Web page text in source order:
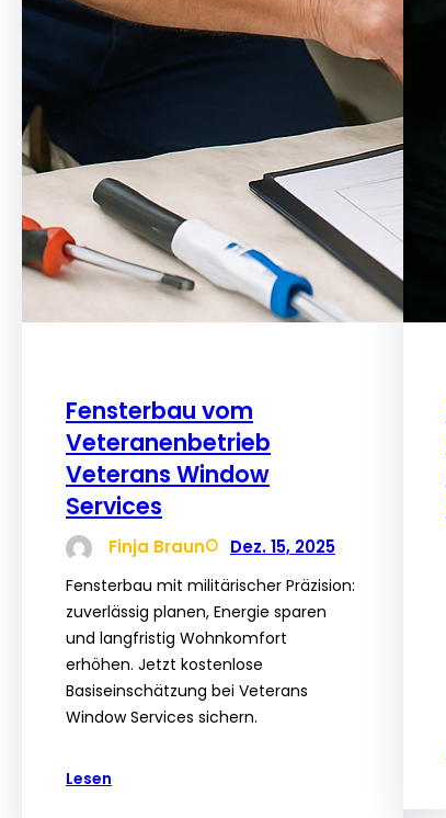
Fensterbau vom
Veteranenbetrieb
Veterans Window
Services
Finja Braun Dez. 15, 2025
Fensterbau mit militärischer Präzision:
zuverlässig planen, Energie sparen
und langfristig Wohnkomfort
erhöhen. Jetzt kostenlose
Basiseinschätzung bei Veterans
Window Services sichern.
Lesen